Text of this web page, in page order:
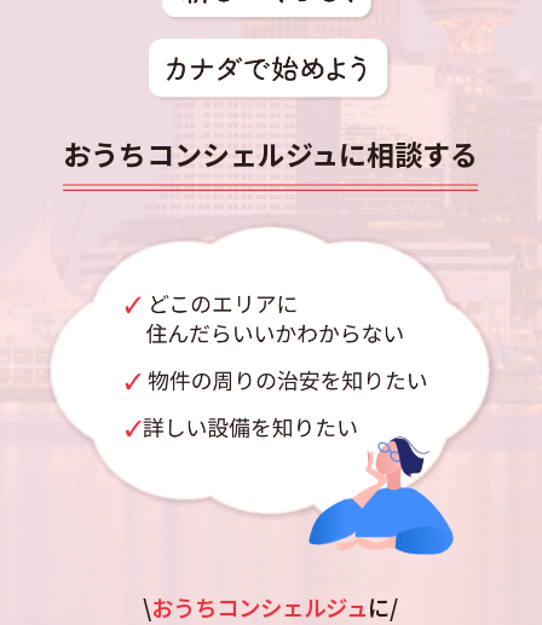
おうちコンシェルジュに相談する
\おうちコンシェルジュに/